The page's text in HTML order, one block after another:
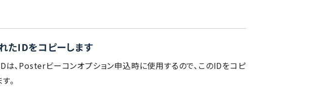
たIDをコピーします
は、Posterビーコンオプション申込時に使用するので、このIDをコピ
。